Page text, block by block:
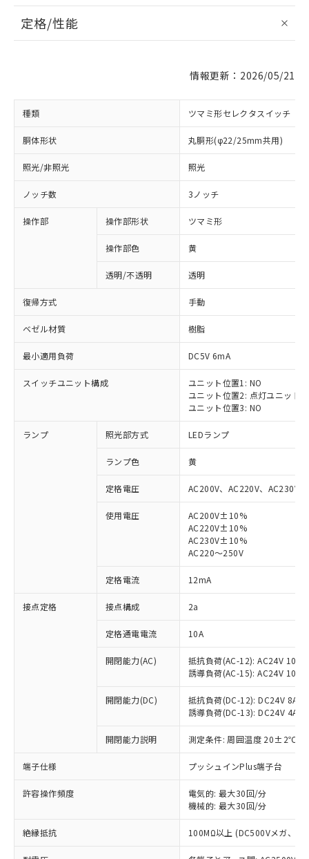
定格/性能
情報更新：2026/05/21
種類 ツマミ形セレクタスイッチ
胴体形状 丸胴形(φ22/25mm共用)
照光/非照光 照光
ノッチ数 3ノッチ
操作部 操作部形状 ツマミ形
操作部色 黄
透明/不透明 透明
復帰方式 手動
ベゼル材質 樹脂
最小適用負荷 DC5V 6mA
スイッチユニット構成
ユニット位置1: NO
ユニット位置2: 点灯ユニット
ユニット位置3: NO
ランプ 照光部方式 LEDランプ
ランプ色 黄
定格電圧 AC200V、AC220V、AC230V
使用電圧
AC200V±10%
AC220V±10%
AC230V±10%
AC220～250V
定格電流 12mA
接点定格 接点構成 2a
定格通電電流 10A
開閉能力(AC)
抵抗負荷(AC-12): AC24V 10A/
誘導負荷(AC-15): AC24V
開閉能力(DC)
抵抗負荷(DC-12): DC24V 8A/
誘導負荷(DC-13): DC24V 4A/
開閉能力説明 測定条件: 周囲温度 20±2℃、
端子仕様 プッシュインPlus端子台
許容操作頻度
電気的: 最大30回/分
機械的: 最大30回/分
絶縁抵抗 100MΩ以上 (DC500Vメガ、点
以下の条件をお読みいただき、同意のうえ
本サービスは、当社制御機器事業取扱
商品の当社在庫状況および標準価格
(税抜)を提供させていただくもので
本サービスの対象外となる商品もある
ことをご了承ください。
在庫状況および標準価格照会結果は、
記載している更新日時点での社内デー
タに基づき作成されるものであり、閲
覧された時点での実際の在庫および標
対応済み：EU RoHS指令（10物質）の
非含有に対応した製品が提供可能な商品で
対応予定：EU RoHS指令（10物質）の非含
有に対応した製品に切り替える予定のある
対応予定なし：EU RoHS指令（10物質）の
非含有に非対応の商品で、対応品を出す予
調査・確認中：EU RoHS指令（10物質）の
非含有の対応状況を調査中または確認中の
非該当品：ライセンス料など無形物で、有
害物質有無と関係のない商品です。
仕入先様の事情により、非含有部品として
いたものが、含有品と判明した場合などや
むを得ず変更することがあります。
鉛(Pb) 1000ppm以下、 水銀(Hg) 1000ppm以下、 カド
六価クロム(Cr(Ⅵ)) 1000ppm以下、ポリ臭化ビフェニル
※1 中国RoHS○×表
「○」：最大均質材料含有率が中国RoHSの
基準値以下であることを示します。
「×」：最大均質材料含有率が中国RoHSの
基準値を超えていることを示します。
「－」：未確認です。当社販売部門へお問
*中国RoHS10物質の基準値 (GB/T26572)：
Pb(鉛) :1000ppm、 Hg(水銀) : 1000ppm、 Cd(カドミウ
当社は、これら貴社製品のうち、外国
為替および外国貿易法に定める商品
（以下｢規制貨物等」という）を輸出
または国外への提供する場合は、日本
国政府の輸出許可(または役務取引許
可)を取得するなどの必要な手続きを